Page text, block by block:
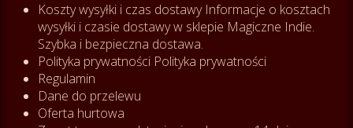
Koszty wysyłki i czas dostawy Informacje o kosztach
wysyłki i czasie dostawy w sklepie Magiczne Indie.
Szybka i bezpieczna dostawa.
Polityka prywatności Polityka prywatności
Regulamin
Dane do przelewu
Oferta hurtowa